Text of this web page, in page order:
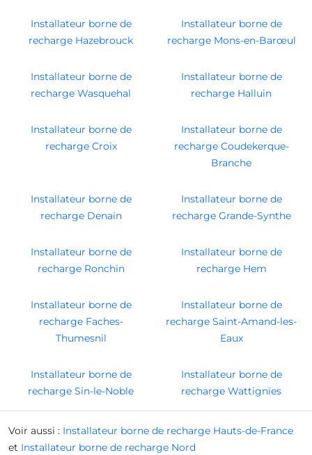
Installateur borne de
recharge Hazebrouck
Installateur borne de
recharge Mons-en-Barœul
Installateur borne de
recharge Wasquehal
Installateur borne de
recharge Halluin
Installateur borne de
recharge Croix
Installateur borne de
recharge Coudekerque-
Branche
Installateur borne de
recharge Denain
Installateur borne de
recharge Grande-Synthe
Installateur borne de
recharge Ronchin
Installateur borne de
recharge Hem
Installateur borne de
recharge Faches-
Thumesnil
Installateur borne de
recharge Saint-Amand-les-
Eaux
Installateur borne de
recharge Sin-le-Noble
Installateur borne de
recharge Wattignies
Voir aussi : Installateur borne de recharge Hauts-de-France
et Installateur borne de recharge Nord